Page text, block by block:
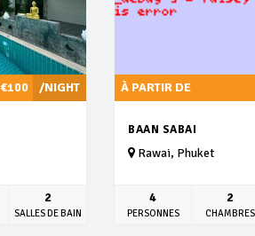
/NIGHT
€100
2
SALLES DE BAIN
À PARTIR DE
BAAN SABAI
Rawai, Phuket
4
PERSONNES
2
CHAMBRES